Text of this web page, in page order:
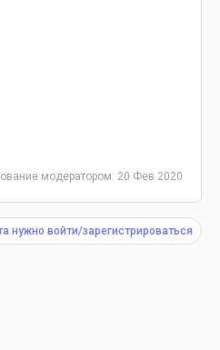
модератором: 20 Фев 2020
нужно войти/зарегистрироваться